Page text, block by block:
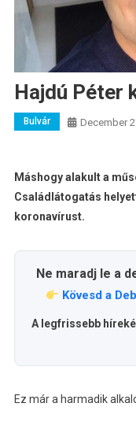
Hajdú Péter
Bulvár December
Máshogy alakult a
Családlátogatás
koronavírust.
Ne maradj le a
Kövesd a
A legfrissebb
Ez már a harmadik